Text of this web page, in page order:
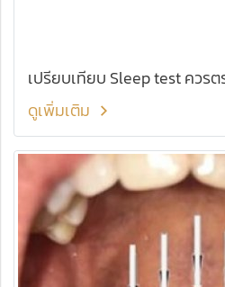
เปรียบเทียบ Sleep test ควร
ดูเพิ่มเติม